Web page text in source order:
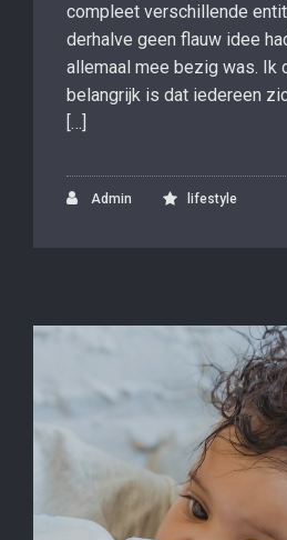
compleet verschillende
derhalve geen flauw idee
allemaal mee bezig was. Ik
belangrijk is dat iedereen
[…]
Admin lifestyle